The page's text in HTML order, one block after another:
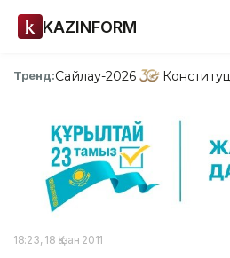
KAZINFORM
Тренд:Сайлау-2026
18:23, 18 Қазан 2011